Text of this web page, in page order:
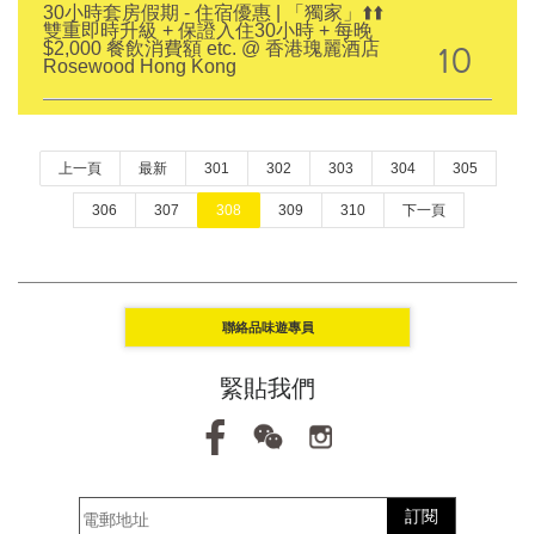
30小時套房假期 - 住宿優惠 | 「獨家」⬆️⬆️
雙重即時升級 + 保證入住30小時 + 每晚
$2,000 餐飲消費額 etc. @ 香港瑰麗酒店
Rosewood Hong Kong
10
上一頁 最新 301 302 303 304 305
306 307 308 309 310 下一頁
聯絡品味遊專員
緊貼我們
訂閱